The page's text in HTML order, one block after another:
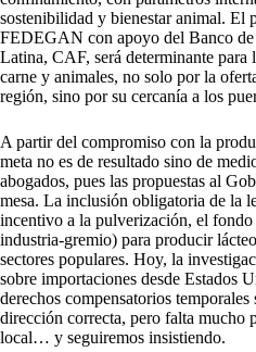
sostenibilidad y bienestar animal. El
FEDEGAN con apoyo del Banco
Latina, CAF, será determinante para
carne y animales, no solo por la
región, sino por su cercanía a los
A partir del compromiso con la
meta no es de resultado sino de
abogados, pues las propuestas al
mesa. La inclusión obligatoria de la
incentivo a la pulverización, el
industria-gremio) para producir
sectores populares. Hoy, la
sobre importaciones desde Estados
derechos compensatorios temporales
dirección correcta, pero falta mucho
local… y seguiremos insistiendo.